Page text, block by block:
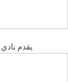
يقدم نادي الأطفال وأنشطته متعة مضمونة للأطفال الصغار.